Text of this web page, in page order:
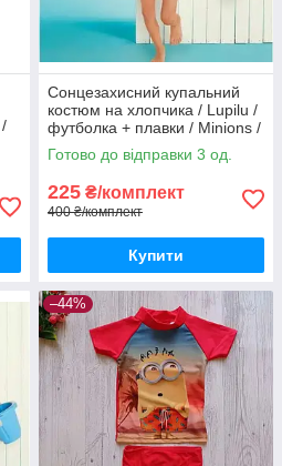
/
Сонцезахисний купальний
костюм на хлопчика / Lupilu /
футболка + плавки / Minions /
р.74-80 – 6-12 місяців
Готово до відправки 3 од.
225 ₴/комплект
400 ₴/комплект
Купити
–44%